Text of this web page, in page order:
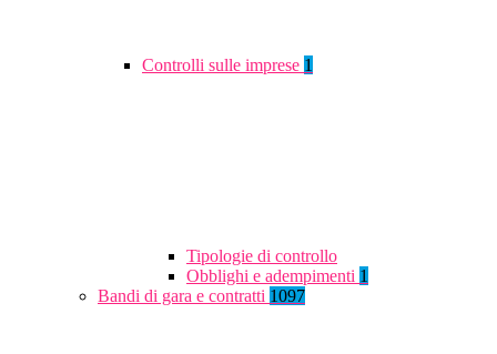
Controlli sulle imprese 1
Tipologie di controllo
Obblighi e adempimenti 1
Bandi di gara e contratti 1097